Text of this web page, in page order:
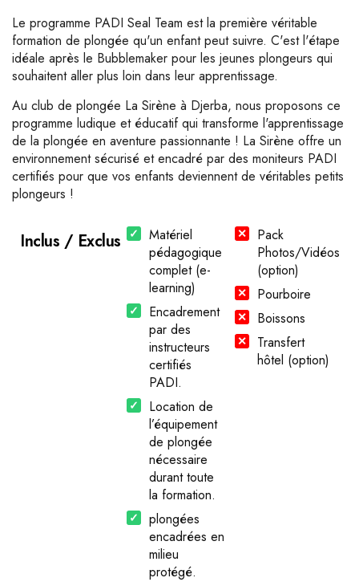
Le programme PADI Seal Team est la première véritable
formation de plongée qu'un enfant peut suivre. C'est l'étape
idéale après le Bubblemaker pour les jeunes plongeurs qui
souhaitent aller plus loin dans leur apprentissage.
Au club de plongée La Sirène à Djerba, nous proposons ce
programme ludique et éducatif qui transforme l'apprentissage
de la plongée en aventure passionnante ! La Sirène offre un
environnement sécurisé et encadré par des moniteurs PADI
certifiés pour que vos enfants deviennent de véritables petits
plongeurs !
Inclus / Exclus
Matériel
pédagogique
complet (e-
learning)
Encadrement
par des
instructeurs
certifiés
PADI.
Location de
l’équipement
de plongée
nécessaire
durant toute
la formation.
plongées
encadrées en
milieu
protégé.
Pack
Photos/Vidéos
(option)
Pourboire
Boissons
Transfert
hôtel (option)